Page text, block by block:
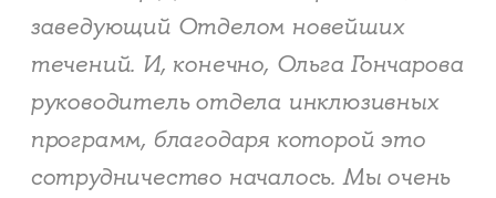
заведующий Отделом новейших
течений. И, конечно, Ольга Гончарова
руководитель отдела инклюзивных
программ, благодаря которой это
сотрудничество началось. Мы очень